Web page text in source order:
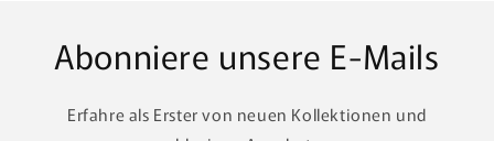
Abonniere unsere E-Mails
Erfahre als Erster von neuen Kollektionen und